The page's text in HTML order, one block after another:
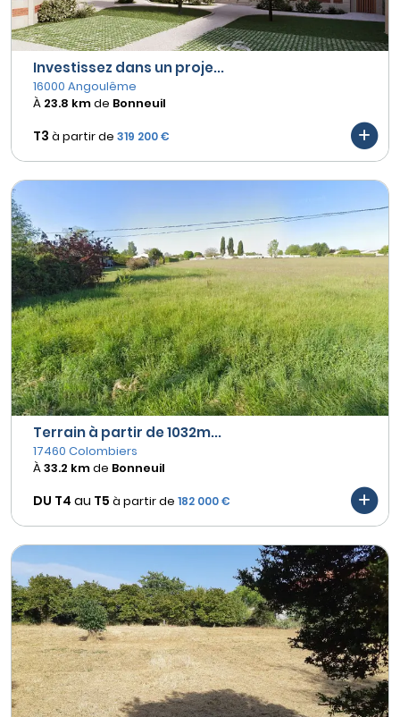
Investissez dans un proje...
16000 Angoulême
À 23.8 kmde Bonneuil
T3 à partir de 319 200 €
Terrain à partir de 1032m...
17460 Colombiers
À33.2 kmde Bonneuil
DU T4 au T5 à partir de 182 000 €